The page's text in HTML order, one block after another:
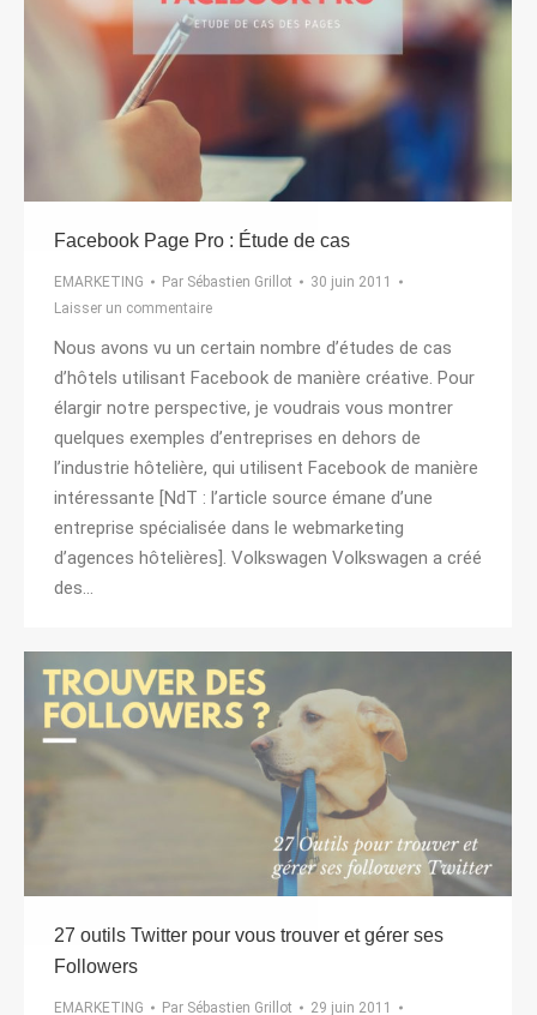
Facebook Page Pro : Étude de cas
EMARKETING Par Sébastien Grillot
30 juin 2011
Laisser un commentaire
Nous avons vu un certain nombre d’études de cas
d’hôtels utilisant Facebook de manière créative. Pour
élargir notre perspective, je voudrais vous montrer
quelques exemples d’entreprises en dehors de
l’industrie hôtelière, qui utilisent Facebook de manière
intéressante [NdT : l’article source émane d’une
entreprise spécialisée dans le webmarketing
d’agences hôtelières]. Volkswagen Volkswagen a créé
des…
27 outils Twitter pour vous trouver et gérer ses
Followers
EMARKETING Par Sébastien Grillot 29 juin 2011